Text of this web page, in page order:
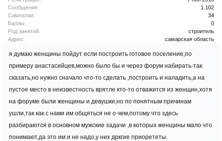
Сообщения:
1.102
Симпатии:
34
Баллы:
0
Род занятий:
строитель
Адрес:
самарская область
я думаю женщины пойдут если построить готовое поселение,по
примеру анастасийцев,можно было бы и через форум набирать-так
сказать,но нужно сначало что-то сделать ,построить и наладить,а на
пустое место в неизвестность врятле кто-то отважится из женщин,хотя
на форуме были женщины и девушки,но по понятным причинам
ушли,так как с нами им общяться не о чем,потому что здесь
разбираются в основном мужские задачи ,в которых женщины мало что
понимают,да это им и не надо,у них дркгие приорететы.